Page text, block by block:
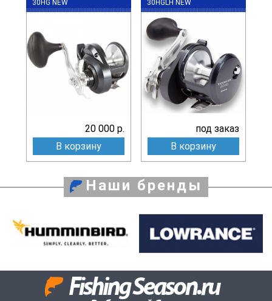
30HG NEW
20 000 р.
В корзину
30HGLH NEW
под заказ
В корзину
Наши бренды